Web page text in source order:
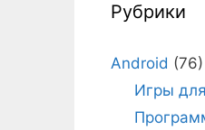
Рубрики
Android (76)
Игры